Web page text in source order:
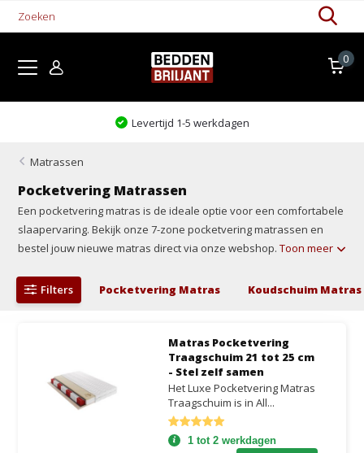
0
Levertijd 1-5 werkdagen
Matrassen
Pocketvering Matrassen
Een pocketvering matras is de ideale optie voor een comfortabele
slaapervaring. Bekijk onze 7-zone pocketvering matrassen en
bestel jouw nieuwe matras direct via onze webshop.Toon meer
Filters Pocketvering Matras Koudschuim Matras
Matras Pocketvering
Traagschuim 21 tot 25 cm
- Stel zelf samen
Het Luxe Pocketvering Matras
Traagschuim is in All...
1 tot 2 werkdagen